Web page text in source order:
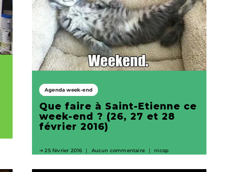
Agenda week-end
Que faire à Saint-Etienne ce
week-end ? (26, 27 et 28
février 2016)
25 février 2016 Aucun commentaire nicop